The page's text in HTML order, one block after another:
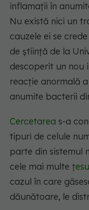
inflamații în
Nu există nici un
cauzele ei se
de știință de la
descoperit un nou
reacție anormală
anumite bacterii
Cercetarea s-a
tipuri de celule
parte din sistemul
cele mai multe
cazul în care
dăunătoare, le